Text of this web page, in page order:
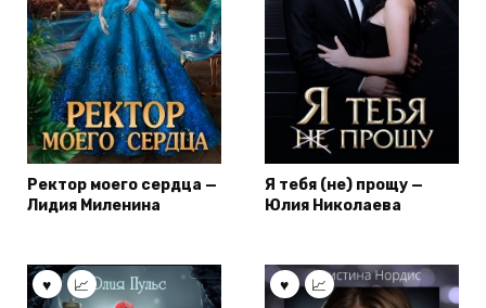
Ректор моего сердца —
Лидия Миленина
Я тебя (не) прощу —
Юлия Николаева